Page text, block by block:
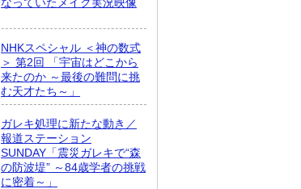
NHKスペシャル ＜神の数式
＞ 第2回 「宇宙はどこから
来たのか ～最後の難問に挑
む天才たち～」
ガレキ処理に新たな動き／
報道ステーション
SUNDAY「震災ガレキで“森
の防波堤” ～84歳学者の挑戦
に密着～」